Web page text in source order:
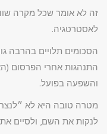
זה לא אומר שכל מקרה
לאסטרטגיה.
הסכומים תלויים בהרבה
התנהגות אחרי הפרסום
והשפעה בפועל.
מטרה טובה היא לא
לנקות את השם, ולסיים